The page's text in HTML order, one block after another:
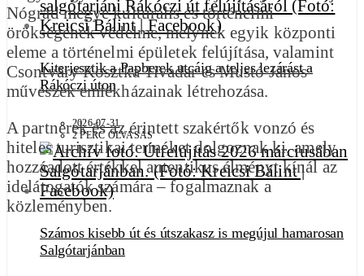
Kiterjesztik a Papberek utcáig a teljes lezárást a
Rákóczi úton
2026-07-31
2 PERC OLVASÁS
Számos kisebb út és útszakasz is megújul hamarosan
Salgótarjánban
Nógrád megye kulturális és történelmi
örökségének védelme, melynek egyik központi
eleme a történelmi épületek felújítása, valamint
Csontváry Kosztka Tivadar és Mustó János
művészek emlékházainak létrehozása.
A partnerek és az érintett szakértők vonzó és
hiteles turisztikai terméket dolgoznak ki, amely
hozzáadott értékkel autentikus élményt kínál az
idelátogatók számára – fogalmaznak a
közleményben.